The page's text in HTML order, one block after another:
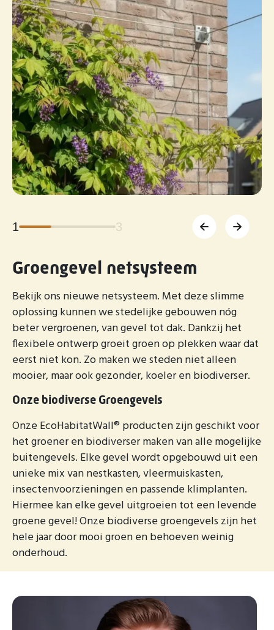
1 3
Groengevel netsysteem
Bekijk ons nieuwe netsysteem. Met deze slimme
oplossing kunnen we stedelijke gebouwen nóg
beter vergroenen, van gevel tot dak. Dankzij het
flexibele ontwerp groeit groen op plekken waar dat
eerst niet kon. Zo maken we steden niet alleen
mooier, maar ook gezonder, koeler en biodiverser.
Onze biodiverse Groengevels
Onze EcoHabitatWall® producten zijn geschikt voor
het groener en biodiverser maken van alle mogelijke
buitengevels. Elke gevel wordt opgebouwd uit een
unieke mix van nestkasten, vleermuiskasten,
insectenvoorzieningen en passende klimplanten.
Hiermee kan elke gevel uitgroeien tot een levende
groene gevel! Onze biodiverse groengevels zijn het
hele jaar door mooi groen en behoeven weinig
onderhoud.